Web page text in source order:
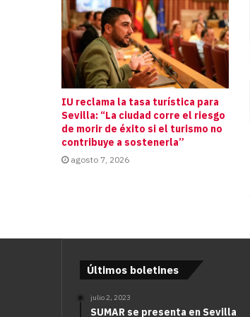
IU reclama la tasa turística para
Sevilla: “La ciudad corre el riesgo
de morir de éxito si el turismo no
contribuye a sostenerla”
agosto 7, 2026
Últimos boletines
julio 2, 2023
SUMAR se presenta en Sevilla